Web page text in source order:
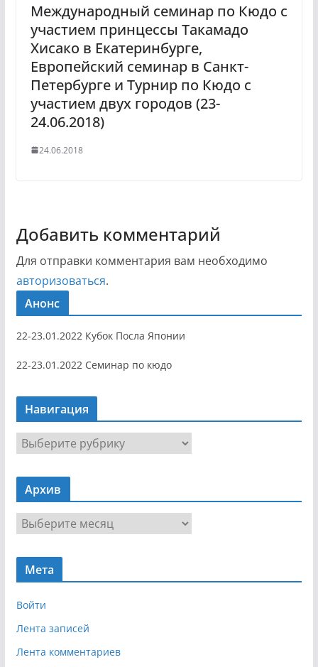
Международный семинар по Кюдо с
участием принцессы Такамадо
Хисако в Екатеринбурге,
Европейский семинар в Санкт-
Петербурге и Турнир по Кюдо с
участием двух городов (23-
24.06.2018)
24.06.2018
Добавить комментарий
Для отправки комментария вам необходимо
авторизоваться.
Анонс
22-23.01.2022 Кубок Посла Японии
22-23.01.2022 Семинар по кюдо
Навигация
Н
а
в
г
я
Архив
р
х
Мета
Войти
Лента записей
Лента комментариев